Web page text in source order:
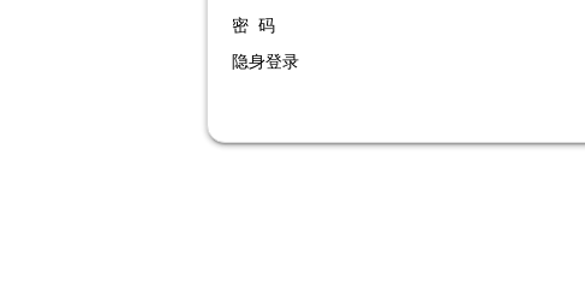
密 码
隐身登录